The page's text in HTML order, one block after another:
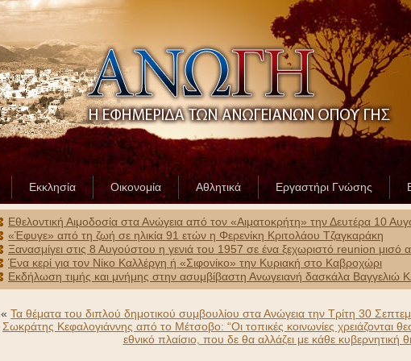
Εκκλησία Οικονομία Αθλητικά Εργαστήρι Γνώσης
Εθελοντική Αιμοδοσία στα Ανώγεια από τον «Αιματοκρήτη» την Δευτέρα 10
«Έφυγε» από τη ζωή σε ηλικία 91 ετών η Φερενίκη Κριτολάου Τζαγκαράκη
Ξανασμίγει στις 8 Αυγούστου η γενιά του 1957 σε ένα ξεχωριστό reunion μισό
Ένα κερί για τον Νίκο Καλλέργη ή «Σιφονίκο» την Κυριακή στο Καβροχώρι
Εκδήλωση τιμής και μνήμης στην ασυμβίβαστη Ανωγειανή δασκάλα Βαγγελιώ
« Τα θέματα του διπλού δημοτικού συμβουλίου στα Ανώγεια την Τρίτη 30
Σωκράτης Κεφαλογιάννης από το Μέτσοβο: “Οι τοπικές κοινωνίες χρειάζονται
εθνικό πλαίσιο, που δε θα αλλάζει με κάθε κυβερνητική